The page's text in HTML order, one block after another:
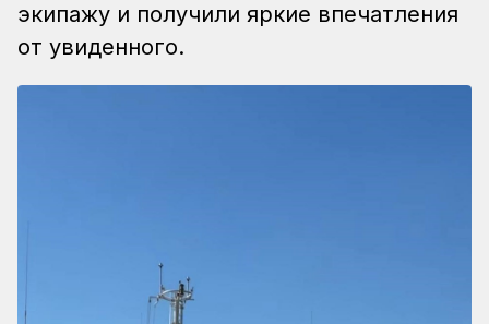
экипажу и получили яркие впечатления
от увиденного.